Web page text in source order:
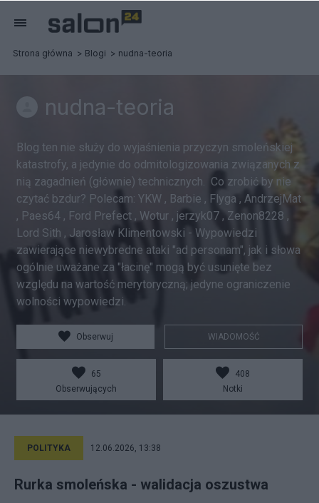
Strona główna Blogi nudna-teoria
nudna-teoria
Blog ten nie służy do wyjaśnienia przyczyn smoleńskiej
katastrofy, a jedynie do odmitologizowania związanych z
nią zagadnień (głównie) technicznych. Co zrobić by nie
czytać bzdur? Polecam: YKW , Barbie , Flyga , AndrzejMat
, Paes64 , Ford Prefect , Wotur , jerzyk07 , Zenon8228 ,
Lord Sith , Jarosław Klimentowski - Wypowiedzi
zawierające niewybredne ataki "ad personam", jak i słowa
ogólnie uważane za "łacinę" mogą być usunięte bez
względu na wartość merytoryczną; jedyne ograniczenie
wolności wypowiedzi.
Obserwuj WIADOMOŚĆ
65
Obserwujących
408
Notki
POLITYKA 12.06.2026, 13:38
Rurka smoleńska - walidacja oszustwa